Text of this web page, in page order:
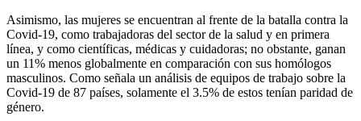
Asimismo, las mujeres se encuentran al frente de la batalla contra la
Covid-19, como trabajadoras del sector de la salud y en primera
línea, y como científicas, médicas y cuidadoras; no obstante, ganan
un 11% menos globalmente en comparación con sus homólogos
masculinos. Como señala un análisis de equipos de trabajo sobre la
Covid-19 de 87 países, solamente el 3.5% de estos tenían paridad de
género.